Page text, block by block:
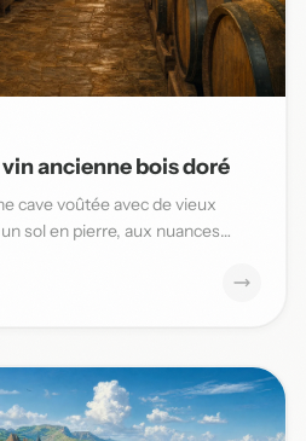
ancienne bois doré
cave voûtée avec de vieux
sol en pierre, aux nuances